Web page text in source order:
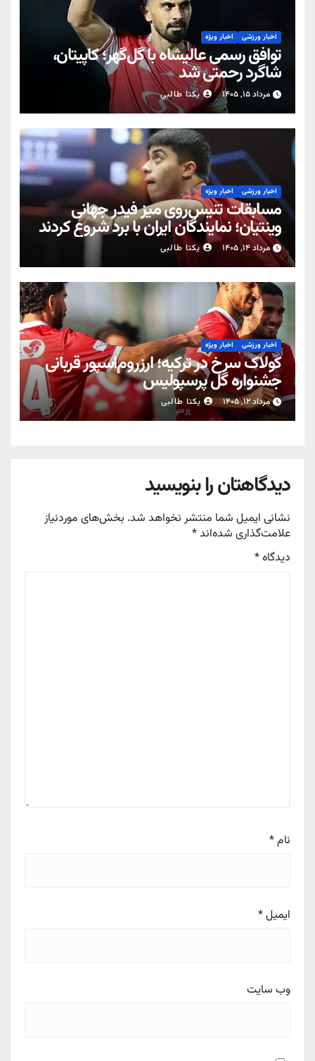
اخبار ورزشی اخبار ویژه
توافق رسمی عالیشاه با گل‌گهر؛ کاپیتان،
شاگرد رحمتی شد
مرداد ۱۵, ۱۴۰۵ یکتا طالبی
اخبار ورزشی اخبار ویژه
مسابقات تنیس‌روی میز فیدر جهانی
وینتیان؛ نمایندگان ایران با برد شروع کردند
مرداد ۱۴, ۱۴۰۵ یکتا طالبی
اخبار ورزشی اخبار ویژه
کولاک سرخ در ترکیه؛ ارزروم‌اسپور قربانی
جشنواره گل پرسپولیس
مرداد ۱۲, ۱۴۰۵ یکتا طالبی
دیدگاهتان را بنویسید
نشانی ایمیل شما منتشر نخواهد شد. بخش‌های موردنیاز
علامت‌گذاری شده‌اند*
دیدگاه*
نام*
ایمیل*
وب‌ سایت